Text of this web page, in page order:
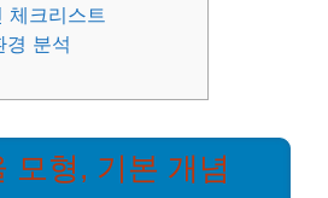
체크리스트
경 분석
모형, 기본 개념